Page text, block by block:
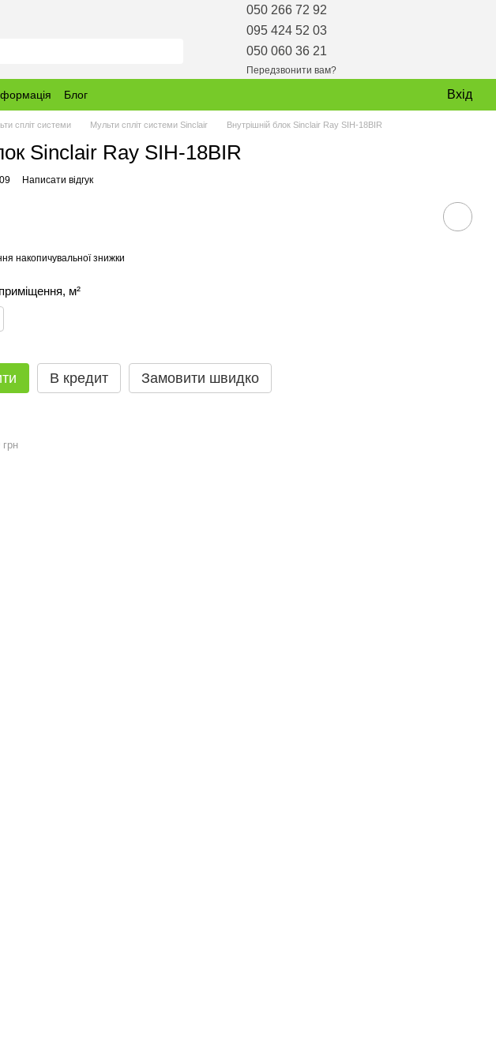
050 266 72 92
095 424 52 03
050 060 36 21
Передзвонити вам?
Блог Вхід
спліт системи Мульти спліт системи Sinclair Внутрішній блок Sinclair Ray SIH-18BIR
Sinclair Ray SIH-18BIR
Написати відгук
накопичувальної знижки
м²
В кредит Замовити швидко